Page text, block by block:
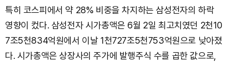
특히 코스피에서 약 28% 비중을 차지하는 삼성전자의 하락
영향이 컸다. 삼성전자 시가총액은 6월 2일 최고치였던 2천10
7조5천834억원에서 이날 1천727조5천753억원으로 낮아졌
다. 시가총액은 상장사의 주가에 발행주식 수를 곱한 값으로,